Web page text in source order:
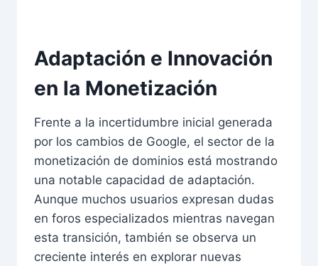
Adaptación e Innovación
en la Monetización
Frente a la incertidumbre inicial generada
por los cambios de Google, el sector de la
monetización de dominios está mostrando
una notable capacidad de adaptación.
Aunque muchos usuarios expresan dudas
en foros especializados mientras navegan
esta transición, también se observa un
creciente interés en explorar nuevas